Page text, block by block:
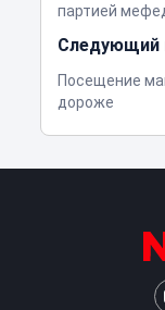
партией
Следующий
Посещение
дороже